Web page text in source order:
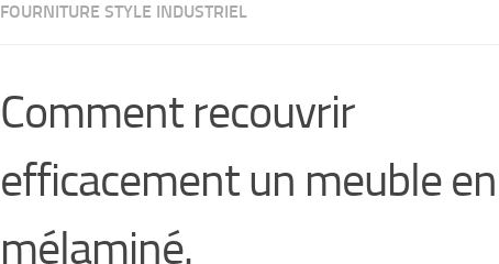
FOURNITURE STYLE INDUSTRIEL
Comment recouvrir
efficacement un meuble en
mélaminé.